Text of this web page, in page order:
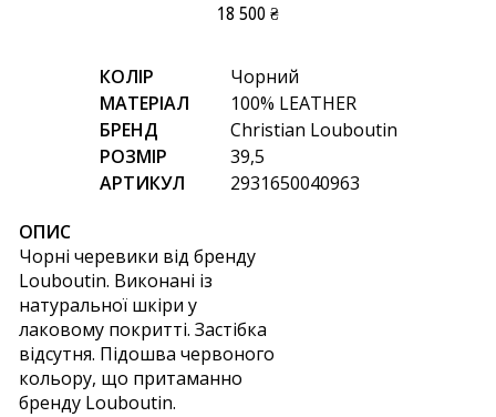
18 500 ₴
КОЛІР
Чорний
МАТЕРІАЛ
100% LEATHER
БРЕНД
Christian Louboutin
РОЗМІР
39,5
АРТИКУЛ
2931650040963
ОПИС
Чорні черевики від бренду
Louboutin. Виконані із
натуральної шкіри у
лаковому покритті. Застібка
відсутня. Підошва червоного
кольору, що притаманно
бренду Louboutin.